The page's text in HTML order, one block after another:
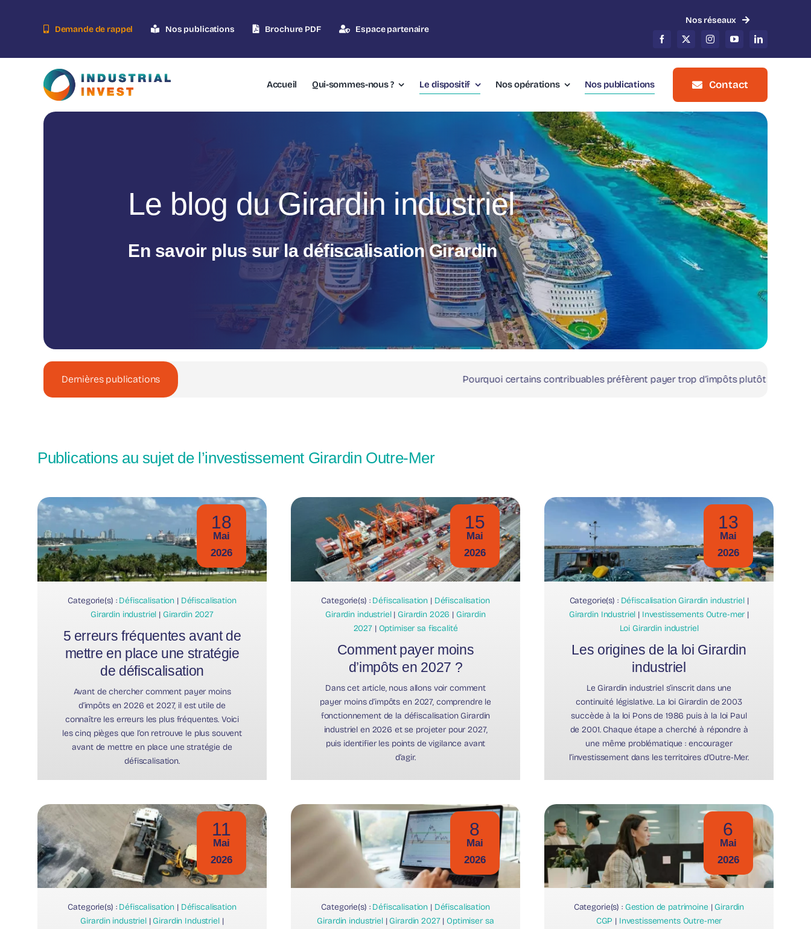
Demande de rappel Nos publications Brochure PDF Espace partenaire
Nos réseaux
Accueil Qui-sommes-nous ? Le dispositif Nos opérations Nos publications Contact
Le blog du Girardin industriel
En savoir plus sur la défiscalisation Girardin
Dernières publications Pourquoi certains contribuables préfèrent payer trop d’impôts plutôt que défiscaliser ? |
Publications au sujet de l’investissement Girardin Outre-Mer
18
Mai
2026
Categorie(s) : Défiscalisation | Défiscalisation
Girardin industriel | Girardin 2027
5 erreurs fréquentes avant de
mettre en place une stratégie
de défiscalisation
Avant de chercher comment payer moins
d’impôts en 2026 et 2027, il est utile de
connaître les erreurs les plus fréquentes. Voici
les cinq pièges que l’on retrouve le plus souvent
avant de mettre en place une stratégie de
défiscalisation.
15
Mai
2026
Categorie(s) : Défiscalisation | Défiscalisation
Girardin industriel| Girardin 2026 | Girardin
2027| Optimiser sa fiscalité
Comment payer moins
d’impôts en 2027 ?
Dans cet article, nous allons voir comment
payer moins d’impôts en 2027, comprendre le
fonctionnement de la défiscalisation Girardin
industriel en 2026 et se projeter pour 2027,
puis identifier les points de vigilance avant
d’agir.
13
Mai
2026
Categorie(s) : Défiscalisation Girardin industriel|
Girardin Industriel | Investissements Outre-mer |
Loi Girardin industriel
Les origines de la loi Girardin
industriel
Le Girardin industriel s’inscrit dans une
continuité législative. La loi Girardin de 2003
succède à la loi Pons de 1986 puis à la loi Paul
de 2001. Chaque étape a cherché à répondre à
une même problématique : encourager
l’investissement dans les territoires d'Outre-Mer.
11
Mai
2026
Categorie(s) : Défiscalisation | Défiscalisation
Girardin industriel| Girardin Industriel|
8
Mai
2026
Categorie(s) : Défiscalisation | Défiscalisation
Girardin industriel| Girardin 2027| Optimiser sa
6
Mai
2026
Categorie(s) : Gestion de patrimoine | Girardin
CGP | Investissements Outre-mer